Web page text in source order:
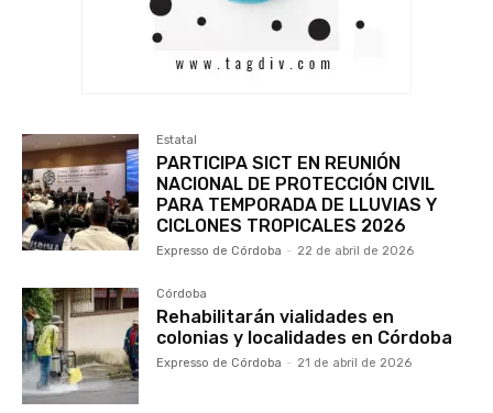
Estatal
PARTICIPA SICT EN REUNIÓN
NACIONAL DE PROTECCIÓN CIVIL
PARA TEMPORADA DE LLUVIAS Y
CICLONES TROPICALES 2026
Expresso de Córdoba - 22 de abril de 2026
Córdoba
Rehabilitarán vialidades en
colonias y localidades en Córdoba
Expresso de Córdoba - 21 de abril de 2026